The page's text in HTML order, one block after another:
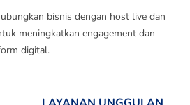
bisnis dengan host live dan
meningkatkan engagement dan
digital.